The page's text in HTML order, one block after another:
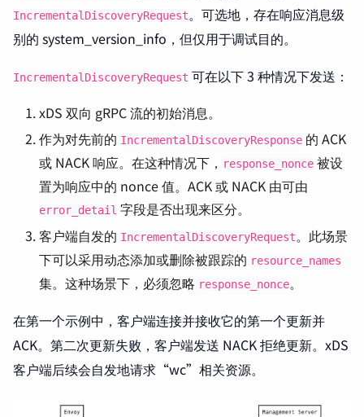
IncrementalDiscoveryRequest。可选地，存在响应消息级
别的 system_version_info，但仅用于调试目的。
IncrementalDiscoveryRequest 可在以下 3 种情况下发送：
xDS 双向 gRPC 流的初始消息。
作为对先前的 IncrementalDiscoveryResponse 的 ACK
或 NACK 响应。在这种情况下， response_nonce 被设
置为响应中的 nonce 值。ACK 或 NACK 由可由
error_detail 字段是否出现来区分。
客户端自发的 IncrementalDiscoveryRequest。此场景
下可以采用动态添加或删除被跟踪的 resource_names
集。这种场景下，必须忽略 response_nonce。
在第一个示例中，客户端连接并接收它的第一个更新并
ACK。第二次更新失败，客户端发送 NACK 拒绝更新。xDS
客户端后续会自发地请求“wc”相关资源。